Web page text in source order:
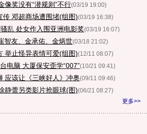
像奖没有“潜规则”不行(03/19 19:00)
传 邓超商场遭围堵(组图)(03/19 16:38)
乱 处女作入围亚洲电影奖(03/19 16:07)
智友、金承佑、金炳世(03/18 21:02)
举止怪异表情可爱(组图)(12/11 08:07)
电脑 大厦保安歪学“007”(10/21 09:41)
应该让《三峡好人》冲奥(09/11 09:46)
静蕾另类影片抢眼球(图)(06/21 08:27)
更多>>